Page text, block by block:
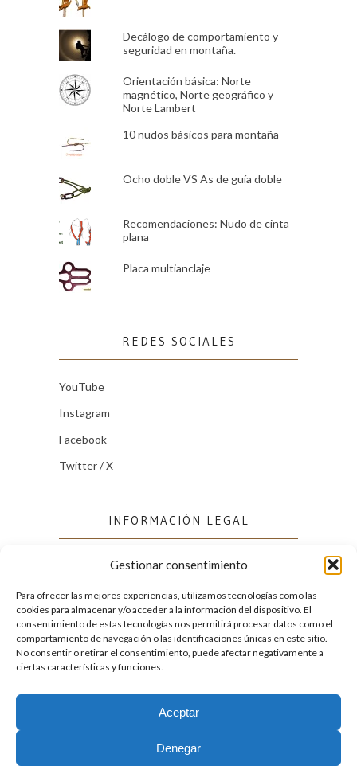
Gestionar consentimiento
Para ofrecer las mejores experiencias, utilizamos tecnologías como las
cookies para almacenar y/o acceder a la información del dispositivo. El
consentimiento de estas tecnologías nos permitirá procesar datos como el
comportamiento de navegación o las identificaciones únicas en este sitio.
No consentir o retirar el consentimiento, puede afectar negativamente a
ciertas características y funciones.
Aceptar
Denegar
Decálogo de comportamiento y
seguridad en montaña.
Orientación básica: Norte
magnético, Norte geográfico y
Norte Lambert
10 nudos básicos para montaña
Ocho doble VS As de guía doble
Recomendaciones: Nudo de cinta
plana
Placa multianclaje
REDES SOCIALES
YouTube
Instagram
Facebook
Twitter / X
INFORMACIÓN LEGAL
Política de cookies (UE)
Política de privacidad
FACEBOOK